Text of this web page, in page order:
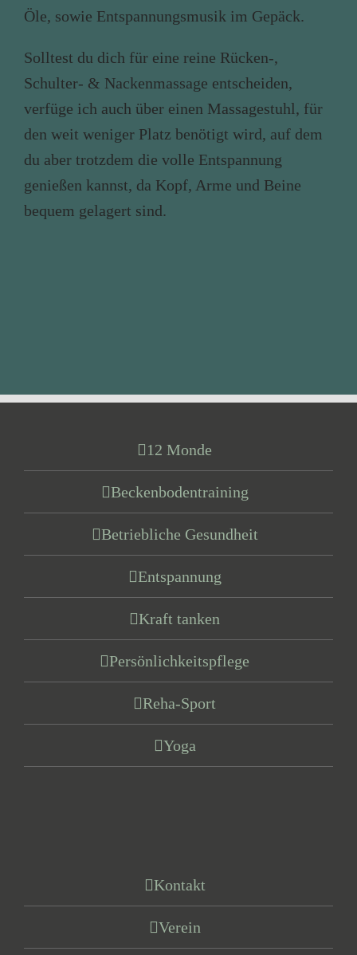
Öle, sowie Entspannungsmusik im Gepäck.
Solltest du dich für eine reine Rücken-,
Schulter- & Nackenmassage entscheiden,
verfüge ich auch über einen Massagestuhl, für
den weit weniger Platz benötigt wird, auf dem
du aber trotzdem die volle Entspannung
genießen kannst, da Kopf, Arme und Beine
bequem gelagert sind.
12 Monde
Beckenbodentraining
Betriebliche Gesundheit
Entspannung
Kraft tanken
Persönlichkeitspflege
Reha-Sport
Yoga
Kontakt
Verein